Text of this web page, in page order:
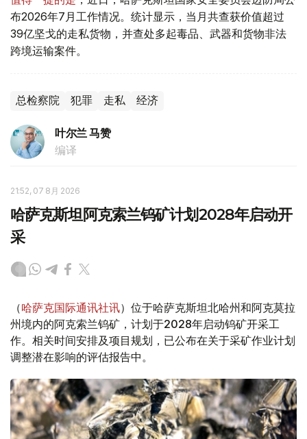
布2026年7月工作情况。统计显示，当月共查获价值超过
39亿坚戈的走私货物，并查处多起毒品、武器和货物非法
跨境运输案件。
总检察院 犯罪 走私 经济
叶尔兰 马赞
编译
21:52, 07 8月 2026
哈萨克斯坦阿克索兰钨矿计划2028年启动开
采
（哈萨克国际通讯社讯）位于哈萨克斯坦北哈州和阿克莫拉
州境内的阿克索兰钨矿，计划于2028年启动钨矿开采工
作。相关时间安排及项目规划，已公布在关于采矿作业计划
调整潜在影响的评估报告中。